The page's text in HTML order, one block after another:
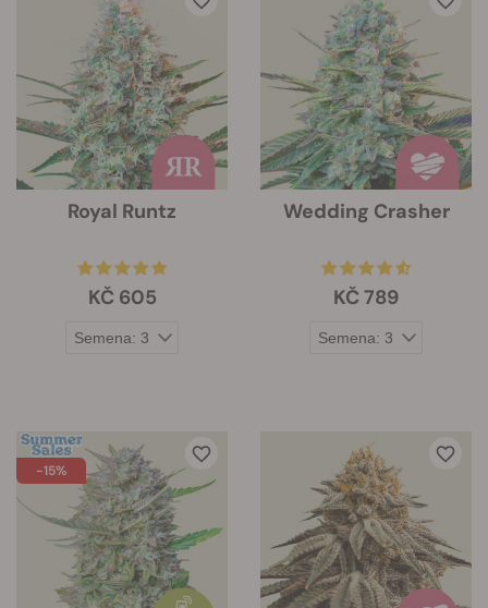
Royal Runtz
KČ 605
Wedding Crasher
KČ 789
-15%